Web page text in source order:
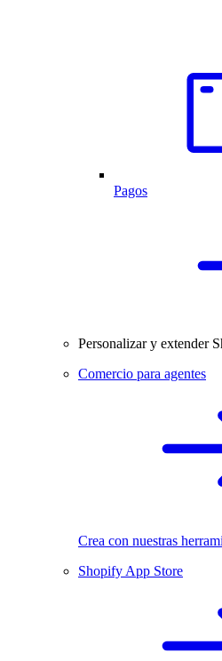
Pagos
Personalizar y extender
Comercio para agentes
Crea con nuestras
Shopify App Store